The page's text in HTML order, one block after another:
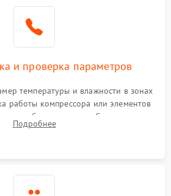
и проверка параметров
температуры и влажности в зонах
работы компрессора или элементов
вибрации и шума. Считывание
с модуля управления.
Подробнее